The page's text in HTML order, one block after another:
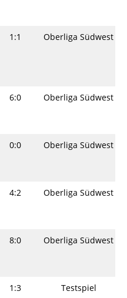
1:1 Oberliga Südwest
6:0 Oberliga Südwest
0:0 Oberliga Südwest
4:2 Oberliga Südwest
8:0 Oberliga Südwest
1:3 Testspiel